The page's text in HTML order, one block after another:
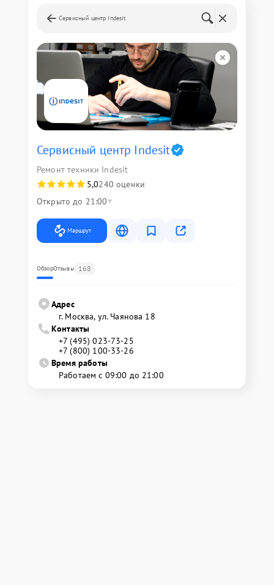
Сервисный центр Indesit
Сервисный центр Indesit
Ремонт техники Indesit
5,0240 оценки
Открыто до 21:00
Маршрут
ОбзорОтзывы 168
Адрес
г. Москва, ул. Чаянова 18
Контакты
+7 (495) 023-73-25
+7 (800) 100-33-26
Время работы
Работаем с 09:00 до 21:00